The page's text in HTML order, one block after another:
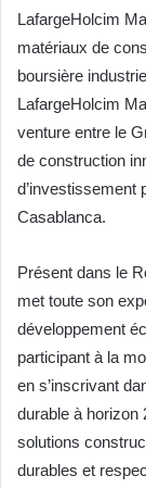
LafargeHolcim
matériaux de
boursière
LafargeHolcim
venture entre le
de construction
d’investissement
Casablanca.
Présent dans le
met toute son
développement
participant à la
en s’inscrivant
durable à horizon
solutions
durables et